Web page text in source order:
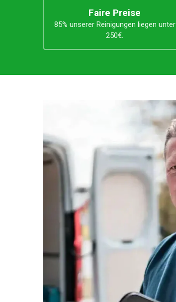
Faire Preise
85% unserer Reinigungen liegen unter
250€.